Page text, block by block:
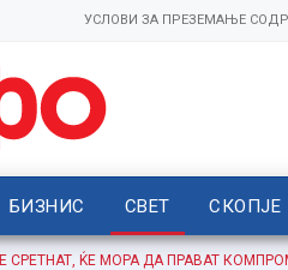
УСЛОВИ ЗА ПРЕЗЕМАЊЕ
БИЗНИС СВЕТ СКОПЈЕ
ЌЕ МОРА ДА ПРАВАТ